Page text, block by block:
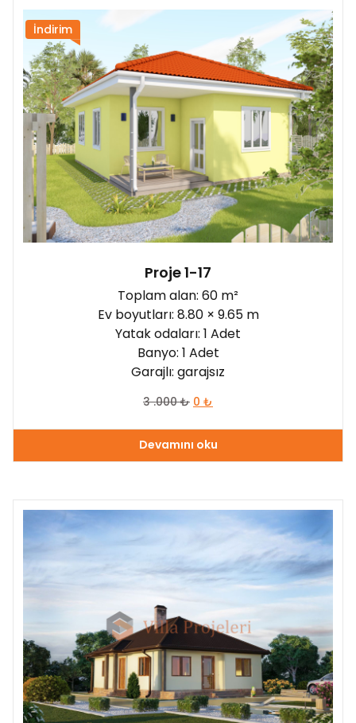
İndirim
Proje 1-17
Toplam alan: 60 m²
Ev boyutları: 8.80 × 9.65 m
Yatak odaları: 1 Adet
Banyo: 1 Adet
Garajlı: garajsız
3 .000₺ 0 ₺
Devamını oku